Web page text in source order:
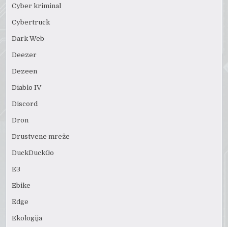
Cyber kriminal
Cybertruck
Dark Web
Deezer
Dezeen
Diablo IV
Discord
Dron
Drustvene mreže
DuckDuckGo
E3
Ebike
Edge
Ekologija